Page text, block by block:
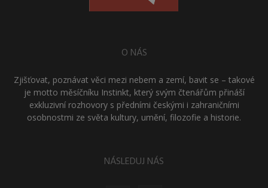
O NÁS
Zjišťovat, poznávat věci mezi nebem a zemí, bavit se – takové
je motto měsíčníku Instinkt, který svým čtenářům přináší
exkluzivní rozhovory s předními českými i zahraničními
osobnostmi ze světa kultury, umění, filozofie a historie.
NÁSLEDUJ NÁS